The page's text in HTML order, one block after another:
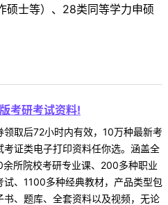
硕士等）、28类同等学力申硕
考研考试资料!
领取后72小时内有效，10万种最新考
考证类电子打印资料任你选。涵盖全
所院校考研专业课、200多种职业
试、1100多种经典教材，产品类型包
书、题库、全套资料以及视频，无论